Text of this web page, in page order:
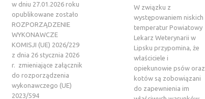
w dniu 27.01.2026 roku
opublikowane zostało
ROZPORZĄDZENIE
WYKONAWCZE
KOMISJI (UE) 2026/229
z dnia 26 stycznia 2026
r. zmieniające załącznik
do rozporządzenia
wykonawczego (UE)
2023/594
W związku z
występowaniem niskich
temperatur Powiatowy
Lekarz Weterynarii w
Lipsku przypomina, że
właściciele i
opiekunowie psów oraz
kotów są zobowiązani
do zapewnienia im